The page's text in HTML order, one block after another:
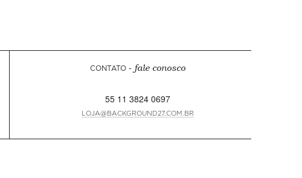
CONTATO - fale conosco
55 11 3824 0697
LOJA@BACKGROUND27.COM.BR